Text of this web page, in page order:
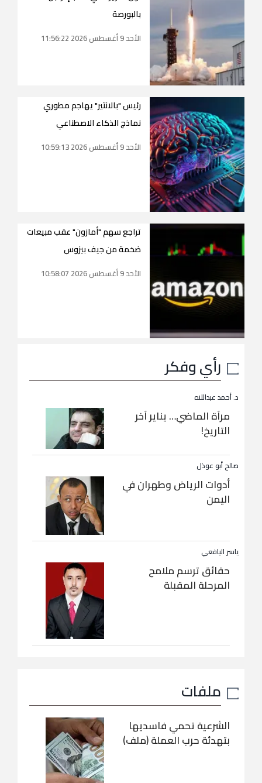
بالبورصة
الأحد 9 أغسطس 2026 11:56:22
رئيس "بالانتير" يهاجم مطوري
نماذج الذكاء الاصطناعي
الأحد 9 أغسطس 2026 10:59:13
تراجع سهم "أمازون" عقب مبيعات
ضخمة من جيف بيزوس
الأحد 9 أغسطس 2026 10:58:07
رأي وفكر
د. أحمد عبداللاه
مرآة الماضي… يناير آخر
التاريخ!
صالح أبو عوذل
أدوات الرياض وطهران في
اليمن
ياسر اليافعي
حقائق ترسم ملامح
المرحلة المقبلة
ملفات
الشرعية تحمي فاسديها
بتهدئة حرب العملة (ملف)